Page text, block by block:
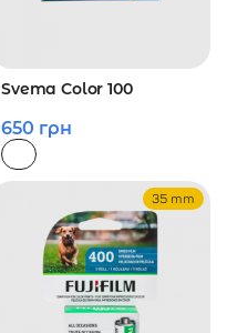
Svema Color 100
650 грн
35 mm